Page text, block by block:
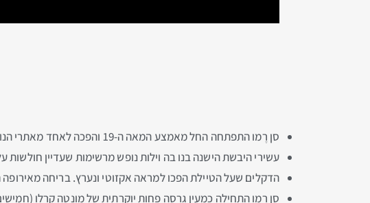
סן רֶמו התפתחה החל מאמצע המאה ה-19 והפכה לאחד מאתרי הנופש האטרקטיביים ביותר של אירופה של פעם
עשירי היבשת הישנה בנו בה וילות נופש מרשימות שעדיין חולשות
הדקלים שעל הטיילת הפכו למראה אקזוטי ונערץ. בריחה
סן רֶמו התחילה כמעין גרסה פחות יוקרתית של מונְטֶה קרְלו